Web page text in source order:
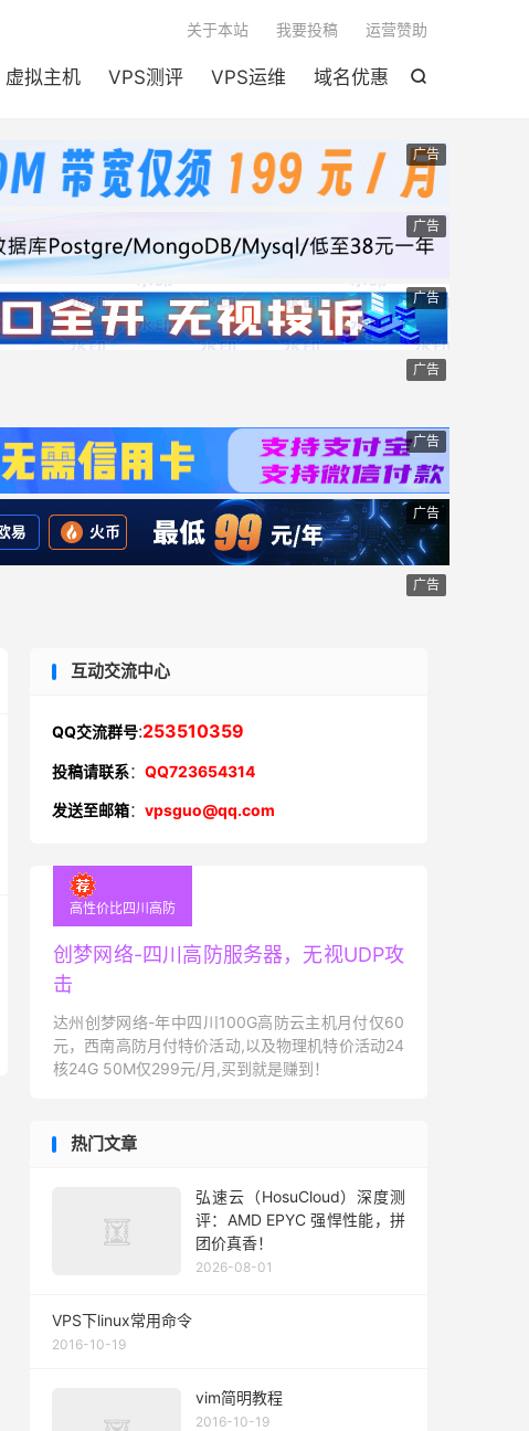

虚拟主机 VPS测评 VPS运维 域名优惠
关于本站 我要投稿 运营赞助
广告
广告
广告
广告
广告
广告
广告
互动交流中心
QQ交流群号:253510359
投稿请联系： QQ723654314
发送至邮箱： vpsguo@qq.com
高性价比四川高防
创梦网络-四川高防服务器，无视UDP攻
击
达州创梦网络-年中四川100G高防云主机月付仅60
元，西南高防月付特价活动,以及物理机特价活动24
核24G 50M仅299元/月,买到就是赚到！
热门文章
弘速云（HosuCloud）深度测
评：AMD EPYC 强悍性能，拼
团价真香！
2026-08-01
VPS下linux常用命令
2016-10-19
vim简明教程
2016-10-19